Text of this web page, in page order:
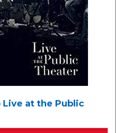
Live at the Public